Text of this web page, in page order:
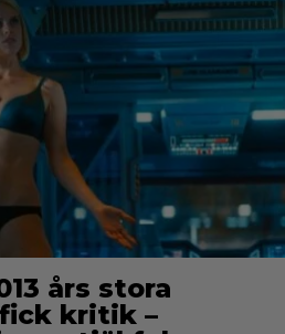
års stora
kritik –